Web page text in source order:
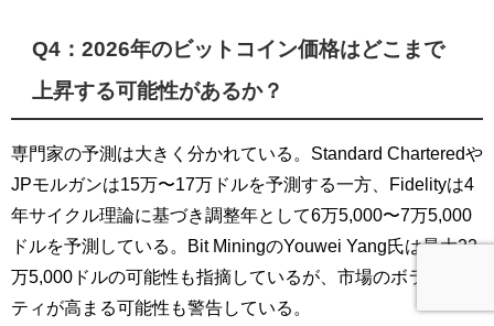
Q4：2026年のビットコイン価格はどこまで
上昇する可能性があるか？
専門家の予測は大きく分かれている。Standard Charteredや
JPモルガンは15万〜17万ドルを予測する一方、Fidelityは4
年サイクル理論に基づき調整年として6万5,000〜7万5,000
ドルを予測している。Bit MiningのYouwei Yang氏は最大22
万5,000ドルの可能性も指摘しているが、市場のボラティリ
ティが高まる可能性も警告している。